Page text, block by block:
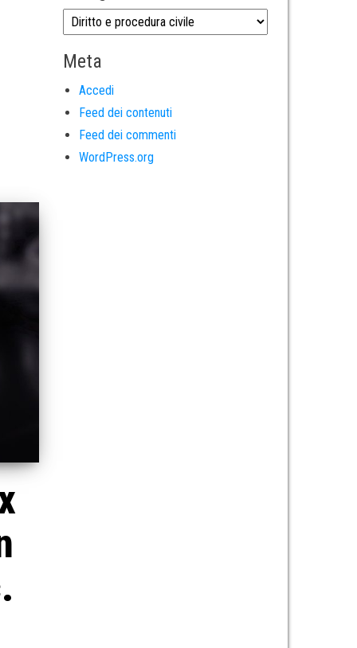
Meta
Accedi
Feed dei contenuti
Feed dei commenti
WordPress.org